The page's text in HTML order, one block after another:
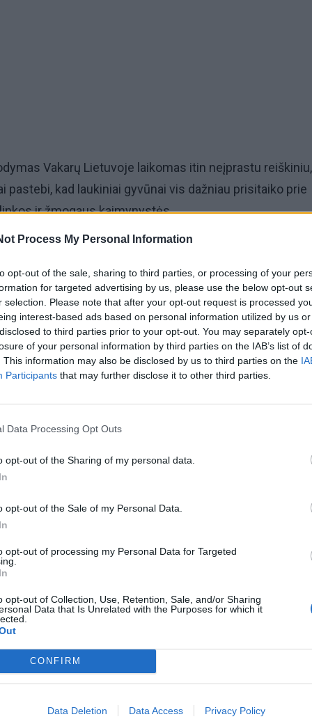
Process My Personal Information
opt-out of the sale, sharing to third parties, or processing of your
for targeted advertising by us, please use the below opt-out
selection. Please note that after your opt-out request is processed
interest-based ads based on personal information utilized by us
to third parties prior to your opt-out. You may separately
of your personal information by third parties on the IAB’s list of
This information may also be disclosed by us to third parties on the
Participants that may further disclose it to other third parties.
Data Processing Opt Outs
opt-out of the Sharing of my personal data.
opt-out of the Sale of my Personal Data.
opt-out of processing my Personal Data for Targeted
opt-out of Collection, Use, Retention, Sale, and/or Sharing
Data that Is Unrelated with the Purposes for which it
CONFIRM
Data Deletion Data Access Privacy Policy
Vakarų Lietuvoje laikomas itin neįprastu reiškiniu,
pastebi, kad laukiniai gyvūnai vis dažniau prisitaiko prie
ir žmogaus kaimynystės.
ir žvejų draugijos (LMŽD) Kretingos skyriaus
kad abejonių dėl gyvūno nebeliko – meška nufilmuota
„Galiu patvirtinti, kad rajono miškuose tikrai
– tikino pašnekovas.
Aiškiaregės pranašystė: numatė katastrofišką karo